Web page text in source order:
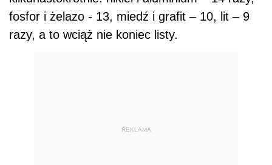
fosfor i żelazo - 13, miedź i grafit – 10, lit – 9
razy, a to wciąż nie koniec listy.
REKLAMA